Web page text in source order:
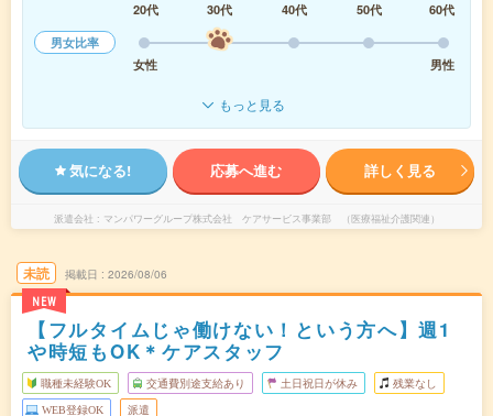
20代
30代 40代 50代
60代
男女比率
女性
男性
もっと見る
気になる! 応募へ進む 詳しく見る
派遣会社 マンパワーグループ株式会社 ケアサービス事業部 （医療福祉介護関連）
未読
NEW
掲載日 2026/08/06
【フルタイムじゃ働けない！という方へ】週1
や時短もOK＊ケアスタッフ
職種未経験OK 交通費別途支給あり 土日祝日が休み 残業なし
WEB登録OK 派遣